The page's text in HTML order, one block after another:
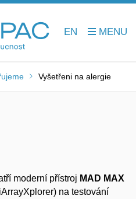
EN
Vyšetřeni na alergie
moderní přístroj MAD MAX
na testování